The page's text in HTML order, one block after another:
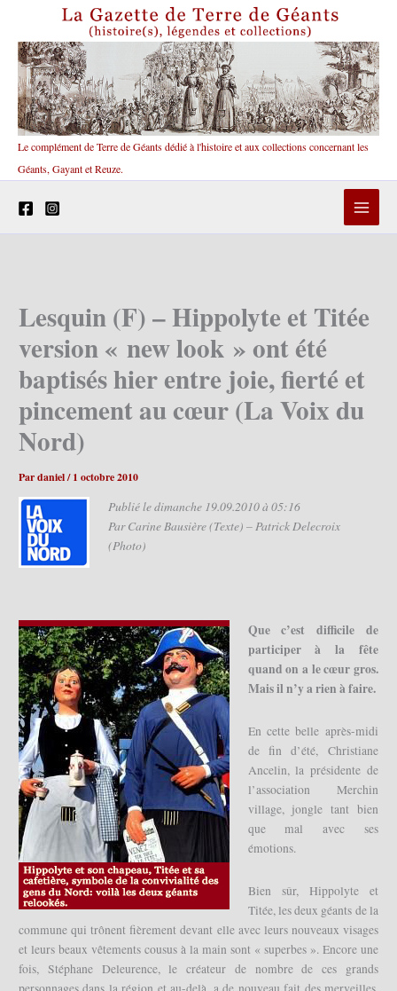
contenu
Le complément de Terre de Géants dédié à l'histoire et aux collections concernant les
Géants, Gayant et Reuze.
Lesquin (F) – Hippolyte et Titée
version « new look » ont été
baptisés hier entre joie, fierté et
pincement au cœur (La Voix du
Nord)
Pardaniel/1 octobre 2010
Publié le dimanche 19.09.2010 à 05:16
Par Carine Bausière (Texte) – Patrick Delecroix
(Photo)
Que c’est difficile de
participer à la fête
quand on a le cœur gros.
Mais il n’y a rien à faire.
En cette belle après-midi
de fin d’été, Christiane
Ancelin, la présidente de
l’association Merchin
village, jongle tant bien
que mal avec ses
émotions.
Bien sûr, Hippolyte et
Titée, les deux géants de la
commune qui trônent fièrement devant elle avec leurs nouveaux visages
et leurs beaux vêtements cousus à la main sont « superbes ». Encore une
fois, Stéphane Deleurence, le créateur de nombre de ces grands